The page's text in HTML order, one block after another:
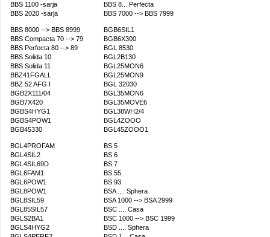
BBS 1100 -sarja
BBS 2020 -sarja
BBS 8... Perfecta
BBS 7000 --> BBS 7999
BBS 8000 --> BBS 8999
BBS Compacta 70 --> 79
BBS Perfecta 80 --> 89
BBS Solida 10
BBS Solida 11
BBZ41FGALL
BBZ 52 AFG I
BGB2X111/04
BGB7X420
BGBS4HYG1
BGBS4POW1
BGB45330
BGB6SIL1
BGB6X300
BGL 8530
BGL2B130
BGL25MON6
BGL25MON9
BGL 32030
BGL35MON6
BGL35MOVE6
BGL38WH2/4
BGL4ZOOO
BGL45ZOOO1
BGL4PROFAM
BGL4SIL2
BGL4SIL69D
BGL6FAM1
BGL6POW1
BGL8POW1
BGL8SIL59
BGL85SIL57
BGLS2BA1
BGLS4HYG2
BS 5
BS 6
BS 7
BS 55
BS 93
BSA .... Sphera
BSA 1000 --> BSA 2999
BSC .... Casa
BSC 1000 --> BSC 1999
BSD .... Sphera